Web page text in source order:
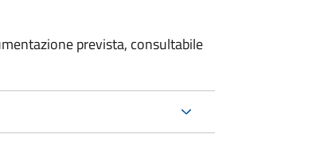
prevista, consultabile